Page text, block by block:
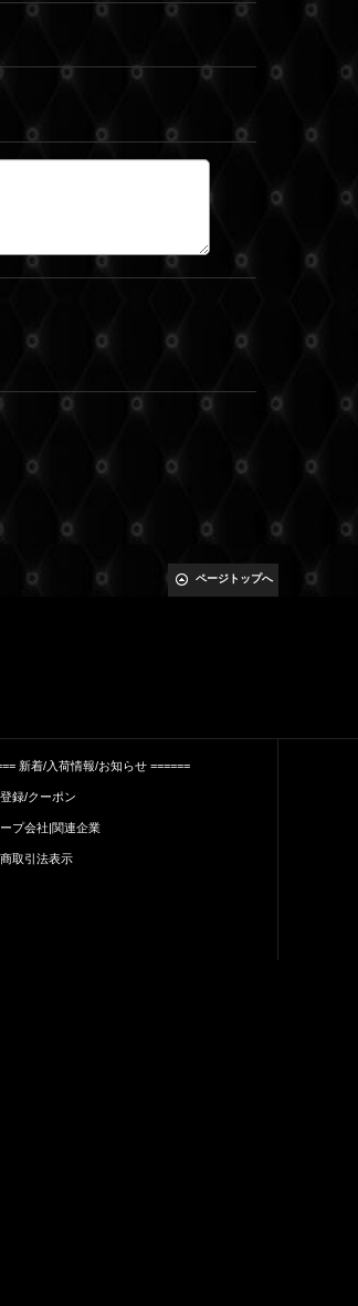
ページトップへ
新着/入荷情報/お知らせ ======
録/クーポン
プ会社|関連企業
取引法表示